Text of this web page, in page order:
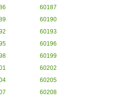
60187
60190
60193
60196
60199
60202
60205
60208